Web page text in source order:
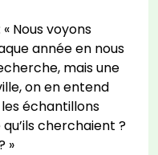
Nous voyons
année en nous
mais une
on en entend
échantillons
cherchaient ?
»